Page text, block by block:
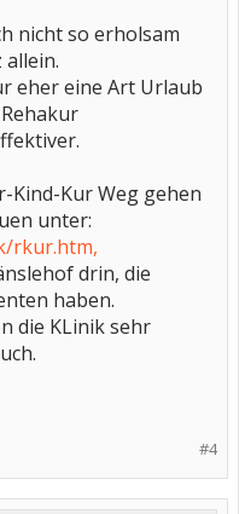
nicht so erholsam
eher eine Art Urlaub
Kind-Kur Weg gehen
unter:
rkur.htm,
drin, die
haben.
die KLinik sehr
#4